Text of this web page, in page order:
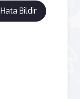
Hata Bildir